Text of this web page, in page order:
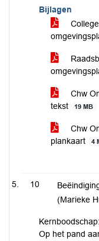
Bijlagen
Chw
tekst
19 MB
Chw
plankaart
4
10
(Marieke
Kernboodschap:
Op het pand